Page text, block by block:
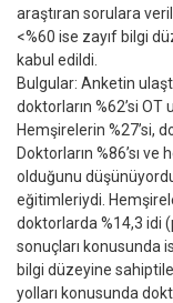
araştıran sorulara
<%60 ise zayıf bilgi
kabul edildi.
Bulgular: Anketin
doktorların %62’si
Hemşirelerin %27’si,
Doktorların %86’sı
olduğunu
eğitimleriydi.
doktorlarda %14,3 idi
sonuçları konusunda
bilgi düzeyine
yolları konusunda